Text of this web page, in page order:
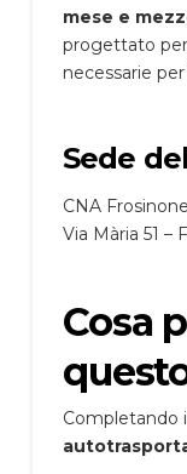
mese e
progettato
necessarie
Sede
CNA Frosinone
Via Mària 51 –
Cosa
Completando